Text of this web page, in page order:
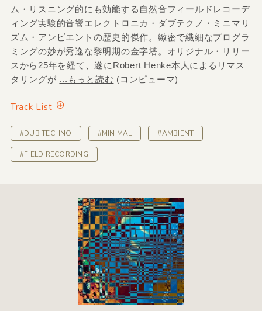
ム・リスニング的にも効能する自然音フィールドレコーデ
ィング実験的音響エレクトロニカ・ダブテクノ・ミニマリ
ズム・アンビエントの歴史的傑作。緻密で繊細なプログラ
ミングの妙が秀逸な黎明期の金字塔。オリジナル・リリー
スから25年を経て、遂にRobert Henke本人によるリマス
タリングが ...もっと読む (コンピューマ)
Track List
#DUB TECHNO #MINIMAL #AMBIENT
#FIELD RECORDING